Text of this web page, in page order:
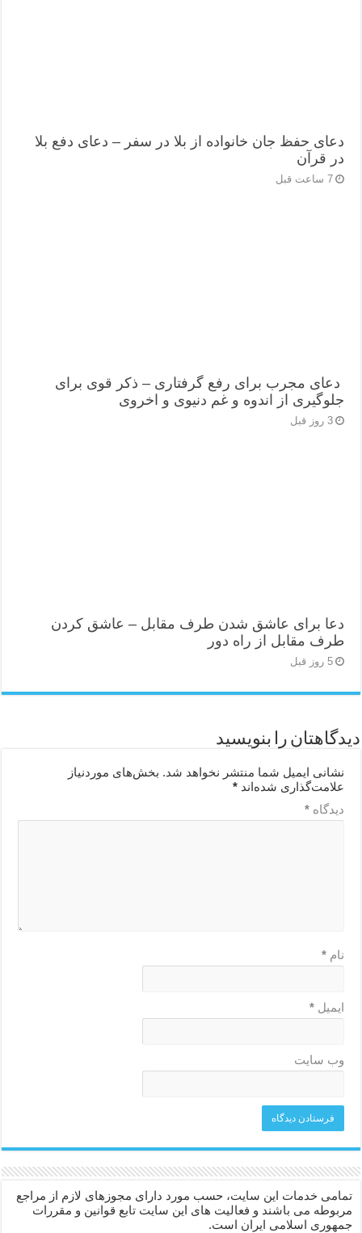
دعای حفظ جان خانواده از بلا در سفر – دعای دفع بلا
در قرآن
7 ساعت قبل
دعای مجرب برای رفع گرفتاری – ذکر قوی برای
جلوگیری از اندوه و غم دنیوی و اخروی
3 روز قبل
دعا برای عاشق شدن طرف مقابل – عاشق کردن
طرف مقابل از راه دور
5 روز قبل
دیدگاهتان را بنویسید
نشانی ایمیل شما منتشر نخواهد شد. بخش‌های موردنیاز
علامت‌گذاری شده‌اند*
دیدگاه*
نام*
ایمیل*
وب‌ سایت
تمامی خدمات این سایت، حسب مورد دارای مجوزهای لازم از مراجع
مربوطه می باشند و فعالیت های این سایت تابع قوانین و مقررات
جمهوری اسلامی ایران است.